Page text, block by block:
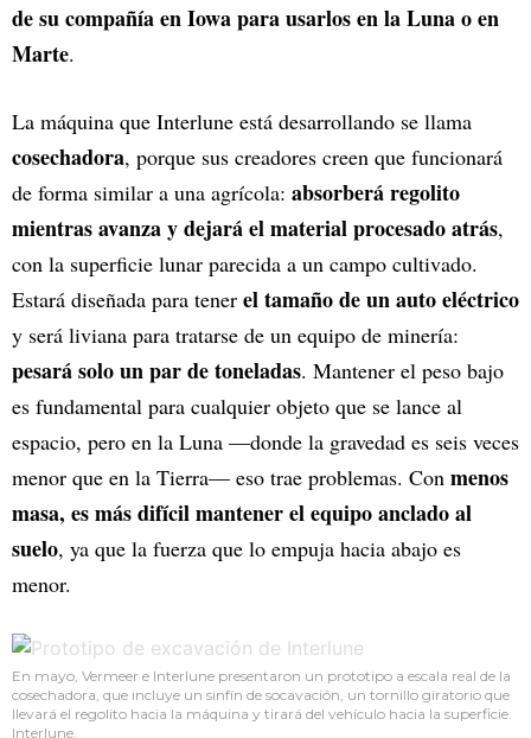
de su compañía en Iowa para usarlos en la Luna o en
Marte.
La máquina que Interlune está desarrollando se llama
cosechadora, porque sus creadores creen que funcionará
de forma similar a una agrícola: absorberá regolito
mientras avanza y dejará el material procesado atrás,
con la superficie lunar parecida a un campo cultivado.
Estará diseñada para tener el tamaño de un auto eléctrico
y será liviana para tratarse de un equipo de minería:
pesará solo un par de toneladas. Mantener el peso bajo
es fundamental para cualquier objeto que se lance al
espacio, pero en la Luna —donde la gravedad es seis veces
menor que en la Tierra— eso trae problemas. Con menos
masa, es más difícil mantener el equipo anclado al
suelo, ya que la fuerza que lo empuja hacia abajo es
menor.
En mayo, Vermeer e Interlune presentaron un prototipo a escala real de la
cosechadora, que incluye un sinfín de socavación, un tornillo giratorio que
llevará el regolito hacia la máquina y tirará del vehículo hacia la superficie.
Interlune.